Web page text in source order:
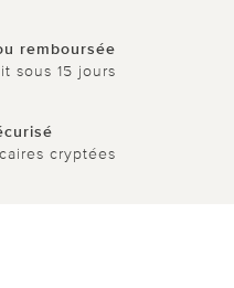
remboursée
sous 15 jours
cryptées